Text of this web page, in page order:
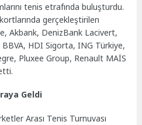
tenis etrafında buluşturdu.
gerçekleştirilen
Akbank, DenizBank Lacivert,
HDI Sigorta, ING Türkiye,
Pluxee Group, Renault MAİS
Geldi
Arası Tenis Turnuvası